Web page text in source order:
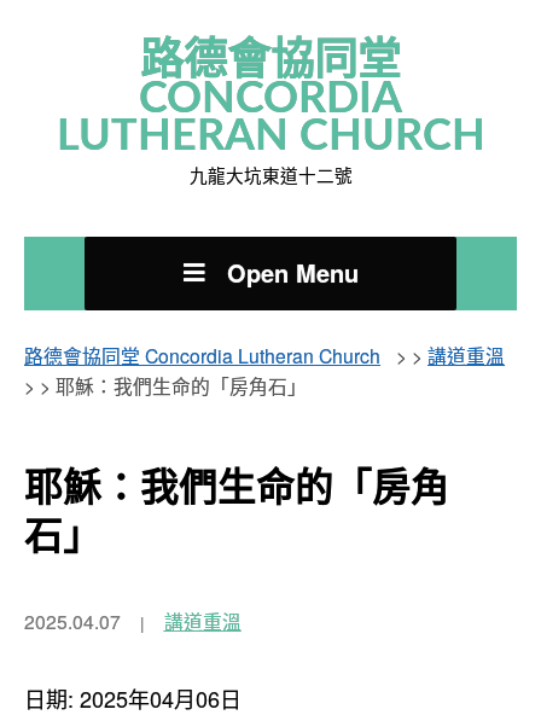
路德會協同堂
CONCORDIA
LUTHERAN CHURCH
九龍大坑東道十二號
Open Menu
路德會協同堂 Concordia Lutheran Church > > 講道重溫
> > 耶穌：我們生命的「房角石」
耶穌：我們生命的「房角
石」
2025.04.07 講道重溫
日期: 2025年04月06日